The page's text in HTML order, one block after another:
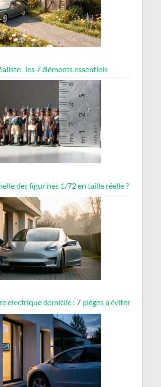
: les 7 éléments essentiels
des figurines 1/72 en taille réelle ?
électrique domicile : 7 pièges à éviter